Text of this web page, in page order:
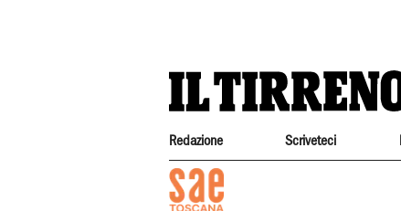
Redazione Scriveteci